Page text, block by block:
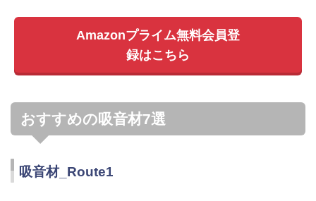
Amazonプライム無料会員登
録はこちら
おすすめの吸音材7選
吸音材_Route1